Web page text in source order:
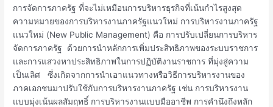
การจัดการภาครัฐ ที่จะไม่เหมือนการบริหารธุรกิจที่เน้นกำไรสูงสุด
ความหมายของการบริหารงานภาครัฐแนวใหม่ การบริหารงานภาครัฐ
แนวใหม่ (New Public Management) คือ การปรับเปลี่ยนการบริหาร
จัดการภาครัฐ ด้วยการนำหลักการเพิ่มประสิทธิภาพของระบบราชการ
และการแสวงหาประสิทธิภาพในการปฏิบัติงานราชการ ที่มุ่งสู่ความ
เป็นเลิศ ซึ่งเกิดจากการนำเอาแนวทางหรือวิธีการบริหารงานของ
ภาคเอกชนมาปรับใช้กับการบริหารงานภาครัฐ เช่น การบริหารงาน
แบบมุ่งเน้นผลสัมฤทธิ์ การบริหารงานแบบมืออาชีพ การคำนึงถึงหลัก